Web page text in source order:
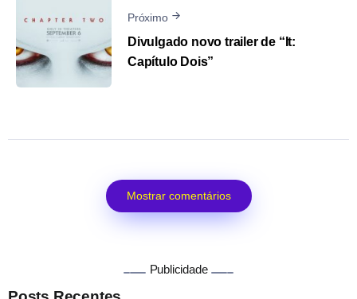
Próximo
Divulgado novo trailer de “It:
Capítulo Dois”
Mostrar comentários
Publicidade